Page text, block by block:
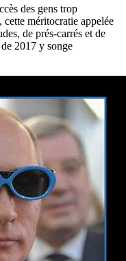
des gens trop
méritocratie appelée
de prés-carrés et de
2017 y songe